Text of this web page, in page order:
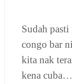
Sudah
congo bar
kita nak
kena